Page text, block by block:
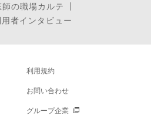
師の職場カルテ
者インタビュー
利用規約
お問い合わせ
グループ企業